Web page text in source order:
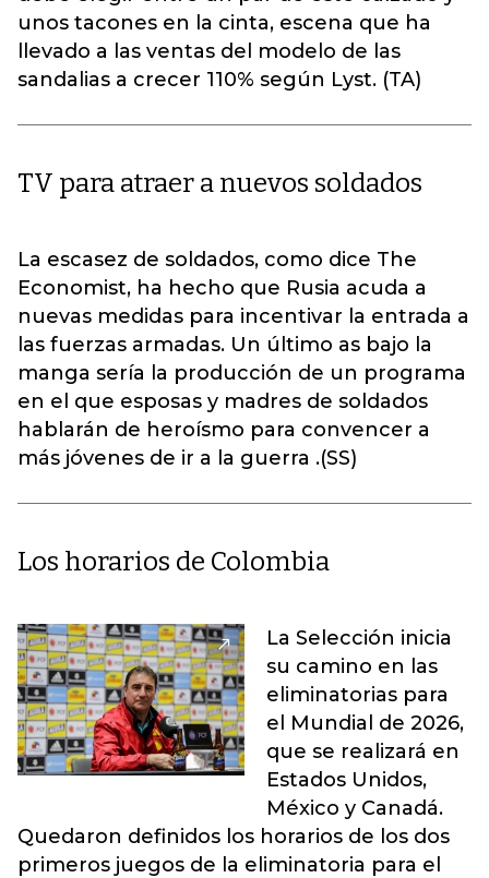
unos tacones en la cinta, escena que ha
llevado a las ventas del modelo de las
sandalias a crecer 110% según Lyst. (TA)
TV para atraer a nuevos soldados
La escasez de soldados, como dice The
Economist, ha hecho que Rusia acuda a
nuevas medidas para incentivar la entrada a
las fuerzas armadas. Un último as bajo la
manga sería la producción de un programa
en el que esposas y madres de soldados
hablarán de heroísmo para convencer a
más jóvenes de ir a la guerra .(SS)
Los horarios de Colombia
La Selección inicia
su camino en las
eliminatorias para
el Mundial de 2026,
que se realizará en
Estados Unidos,
México y Canadá.
Quedaron definidos los horarios de los dos
primeros juegos de la eliminatoria para el